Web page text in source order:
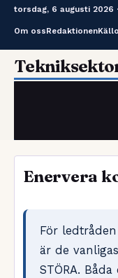
torsdag, 6 augusti 2026 ·
Om ossRedaktionen
Hoppa
Enervera
För
är de
STÖRA.